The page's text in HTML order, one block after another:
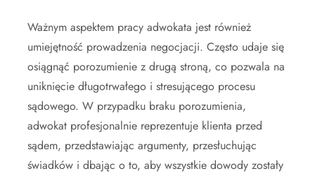
Ważnym aspektem pracy adwokata jest również
umiejętność prowadzenia negocjacji. Często udaje się
osiągnąć porozumienie z drugą stroną, co pozwala na
uniknięcie długotrwałego i stresującego procesu
sądowego. W przypadku braku porozumienia,
adwokat profesjonalnie reprezentuje klienta przed
sądem, przedstawiając argumenty, przesłuchując
świadków i dbając o to, aby wszystkie dowody zostały